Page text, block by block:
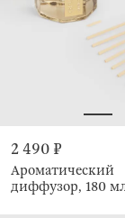
2 490 ₽
Ароматический
диффузор, 180